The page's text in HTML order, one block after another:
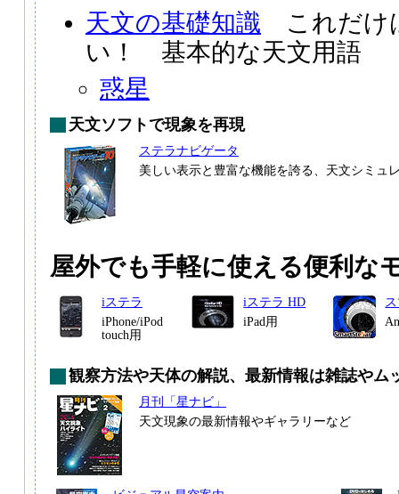
天文の基礎知識 これだけ
い！ 基本的な天文用語
惑星
天文ソフトで現象を再現
ステラナビゲータ
美しい表示と豊富な機能を誇る、天文シミュ
屋外でも手軽に使える便利な
iステラ
iPhone/iPod
touch用
iステラ HD
iPad用
観察方法や天体の解説、最新情報は雑誌やム
月刊「星ナビ」
天文現象の最新情報やギャラリーなど